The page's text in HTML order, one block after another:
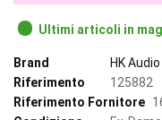
Ultimi articoli in
Brand
HK Audio
Riferimento
125882
Riferimento Fornitore